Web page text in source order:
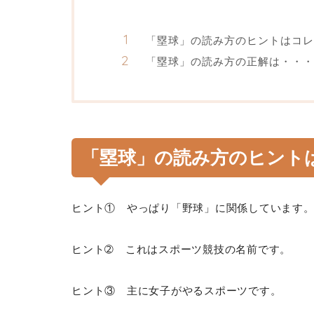
「塁球」の読み方のヒントはコレ
「塁球」の読み方の正解は・・
「塁球」の読み方のヒント
ヒント① やっぱり「野球」に関係しています。
ヒント➁ これはスポーツ競技の名前です。
ヒント③ 主に女子がやるスポーツです。